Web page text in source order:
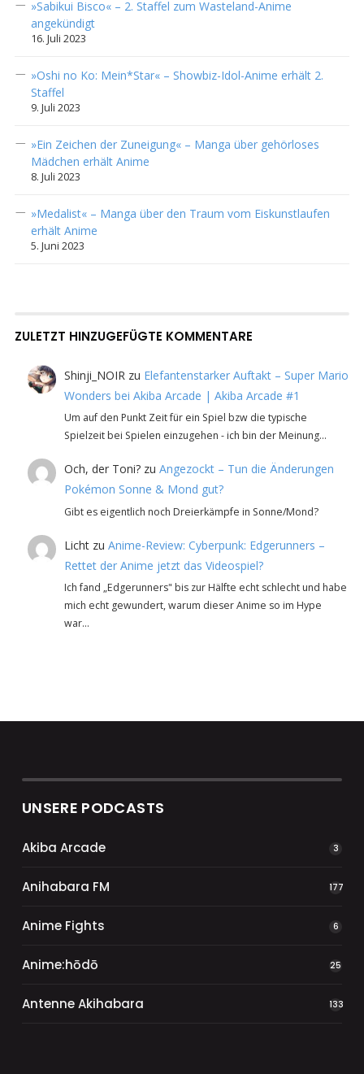
»Sabikui Bisco« – 2. Staffel zum Wasteland-Anime
angekündigt
16. Juli 2023
»Oshi no Ko: Mein*Star« – Showbiz-Idol-Anime erhält 2.
Staffel
9. Juli 2023
»Ein Zeichen der Zuneigung« – Manga über gehörloses
Mädchen erhält Anime
8. Juli 2023
»Medalist« – Manga über den Traum vom Eiskunstlaufen
erhält Anime
5. Juni 2023
ZULETZT HINZUGEFÜGTE KOMMENTARE
Shinji_NOIR zu Elefantenstarker Auftakt – Super Mario
Wonders bei Akiba Arcade | Akiba Arcade #1
Um auf den Punkt Zeit für ein Spiel bzw die typische
Spielzeit bei Spielen einzugehen - ich bin der Meinung…
Och, der Toni? zuAngezockt – Tun die Änderungen
Pokémon Sonne & Mond gut?
Gibt es eigentlich noch Dreierkämpfe in Sonne/Mond?
Licht zuAnime-Review: Cyberpunk: Edgerunners –
Rettet der Anime jetzt das Videospiel?
Ich fand „Edgerunners" bis zur Hälfte echt schlecht und habe
mich echt gewundert, warum dieser Anime so im Hype
war…
UNSERE PODCASTS
Akiba Arcade 3
Anihabara FM 177
Anime Fights 6
Anime:hōdō 25
Antenne Akihabara 133